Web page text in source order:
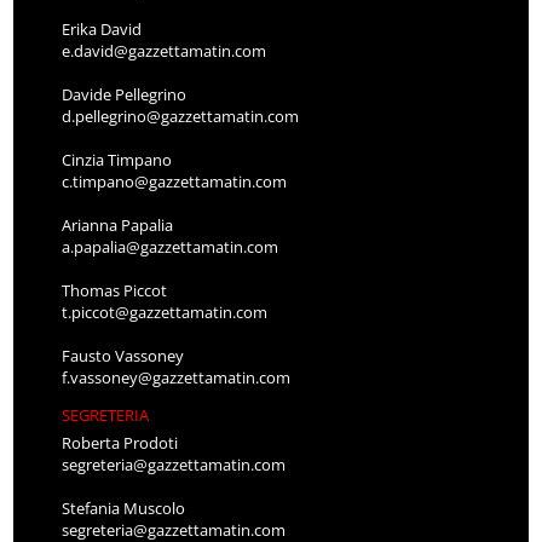
Erika David
e.david@gazzettamatin.com
Davide Pellegrino
d.pellegrino@gazzettamatin.com
Cinzia Timpano
c.timpano@gazzettamatin.com
Arianna Papalia
a.papalia@gazzettamatin.com
Thomas Piccot
t.piccot@gazzettamatin.com
Fausto Vassoney
f.vassoney@gazzettamatin.com
SEGRETERIA
Roberta Prodoti
segreteria@gazzettamatin.com
Stefania Muscolo
segreteria@gazzettamatin.com